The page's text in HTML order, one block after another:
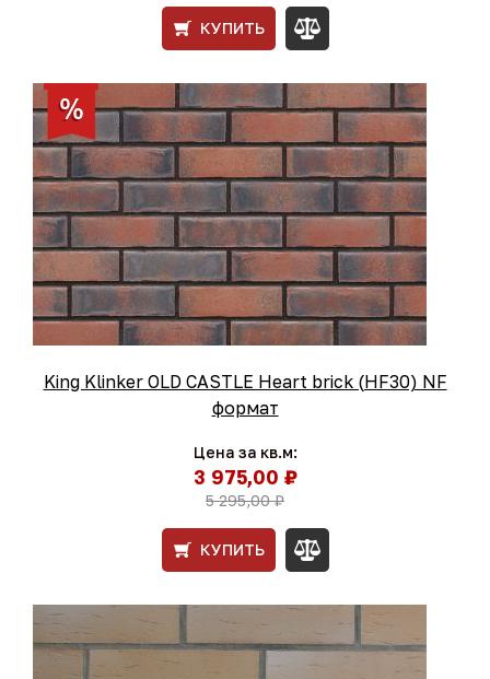
КУПИТЬ
King Klinker OLD CASTLE Heart brick (HF30) NF
формат
Цена за кв.м:
3 975,00 ₽
5 295,00 ₽
КУПИТЬ